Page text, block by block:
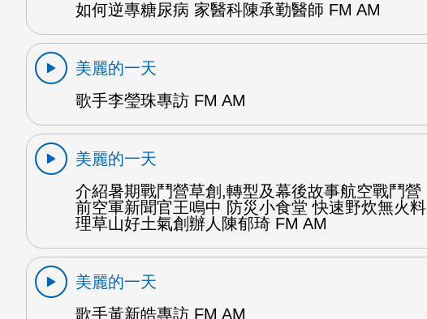
如何逆專糖尿病 家醫科陳承勤醫師 FM AM
美麗的一天
歌手李瑩珠專訪 FM AM
美麗的一天
介紹暑期戰鬥營草創,轉型及幕後故事航空戰鬥營
前空軍新聞官王鳴中 防災小食堂 快速野炊無火料
理草山好土氣創辦人陳郁琦 FM AM
美麗的一天
歌手黃新皓專訪 FM AM